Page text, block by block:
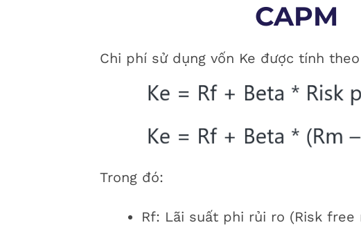
CAPM
Chi phí sử dụng vốn Ke được tính
Trong đó:
Rf: Lãi suất phi rủi ro (Risk free